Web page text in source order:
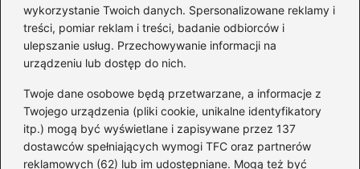
wykorzystanie Twoich danych. Spersonalizowane reklamy i
treści, pomiar reklam i treści, badanie odbiorców i
ulepszanie usług. Przechowywanie informacji na
urządzeniu lub dostęp do nich.
Twoje dane osobowe będą przetwarzane, a informacje z
Twojego urządzenia (pliki cookie, unikalne identyfikatory
itp.) mogą być wyświetlane i zapisywane przez 137
dostawców spełniających wymogi TFC oraz partnerów
reklamowych (62) lub im udostępniane. Mogą też być
odbywają się w poniedziałki, środy, czwartki,
piątki, soboty oraz niedziele. We wtorki
pasażerowie muszą liczyć się z przesiadką.
Jak dotrzeć na lotnisko Katowice-
Pyrzowice?
Na lotnisko Katowice-Pyrzowice można